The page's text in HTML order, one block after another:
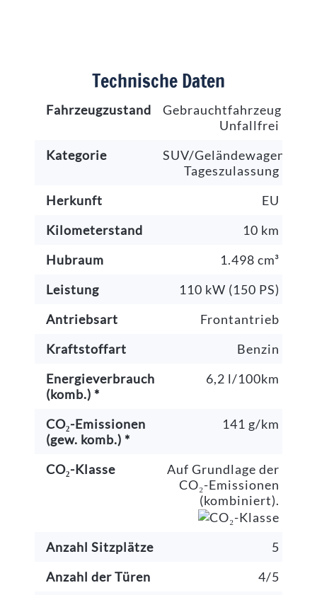
Technische Daten
Fahrzeugzustand
Gebrauchtfahrzeug,
Unfallfrei
Kategorie
SUV/Geländewagen/
Tageszulassung
Herkunft
EU
Kilometerstand
10 km
Hubraum
1.498 cm³
Leistung
110 kW (150 PS)
Antriebsart
Frontantrieb
Kraftstoffart
Benzin
Energieverbrauch
(komb.) *
6,2 l/100km
CO₂-Emissionen
(gew. komb.) *
141 g/km
CO₂-Klasse
Auf Grundlage der
CO₂-Emissionen
(kombiniert).
Anzahl Sitzplätze
5
Anzahl der Türen
4/5